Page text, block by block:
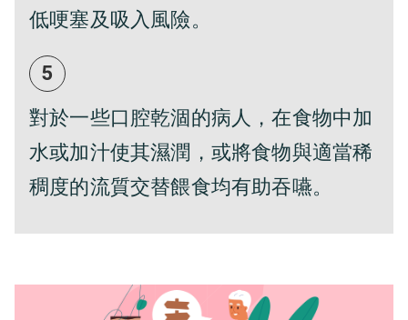
低哽塞及吸入風險。
5
對於一些口腔乾涸的病人，在食物中加
水或加汁使其濕潤，或將食物與適當稀
稠度的流質交替餵食均有助吞嚥。